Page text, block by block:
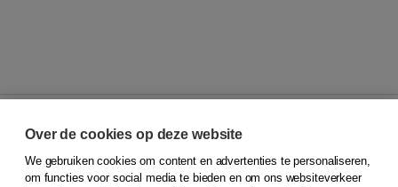
© 2026Koninklijke Boom uitgevers
Over de cookies op deze website
We gebruiken cookies om content en advertenties te personaliseren,
om functies voor social media te bieden en om ons websiteverkeer